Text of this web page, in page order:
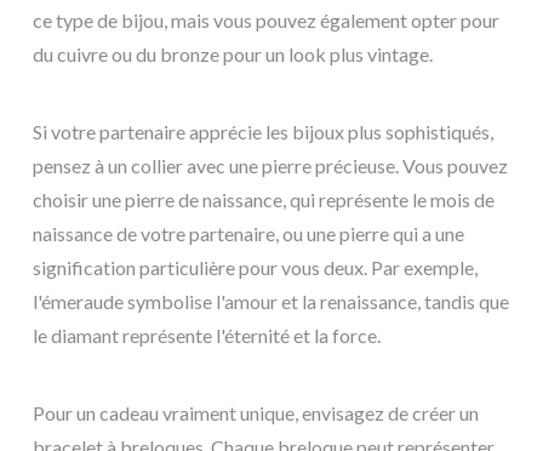
ce type de bijou, mais vous pouvez également opter pour
du cuivre ou du bronze pour un look plus vintage.
Si votre partenaire apprécie les bijoux plus sophistiqués,
pensez à un collier avec une pierre précieuse. Vous pouvez
choisir une pierre de naissance, qui représente le mois de
naissance de votre partenaire, ou une pierre qui a une
signification particulière pour vous deux. Par exemple,
l'émeraude symbolise l'amour et la renaissance, tandis que
le diamant représente l'éternité et la force.
Pour un cadeau vraiment unique, envisagez de créer un